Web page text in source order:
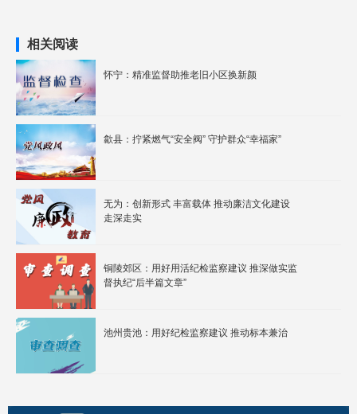
相关阅读
怀宁：精准监督助推老旧小区换新颜
歙县：拧紧燃气“安全阀” 守护群众“幸福家”
无为：创新形式 丰富载体 推动廉洁文化建设
走深走实
铜陵郊区：用好用活纪检监察建议 推深做实监
督执纪“后半篇文章”
池州贵池：用好纪检监察建议 推动标本兼治